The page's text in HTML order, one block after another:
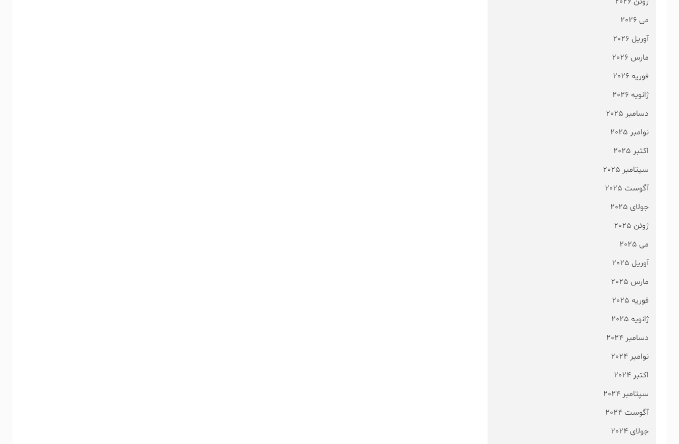
می 2026
آوریل 2026
مارس 2026
فوریه 2026
ژانویه 2026
دسامبر 2025
نوامبر 2025
اکتبر 2025
سپتامبر 2025
آگوست 2025
جولای 2025
ژوئن 2025
می 2025
آوریل 2025
مارس 2025
فوریه 2025
ژانویه 2025
دسامبر 2024
نوامبر 2024
اکتبر 2024
سپتامبر 2024
آگوست 2024
جولای 2024